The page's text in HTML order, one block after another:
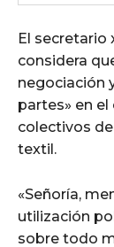
El secretario
considera
negociación
partes» en
colectivos
textil.
«Señoría,
utilización
sobre todo